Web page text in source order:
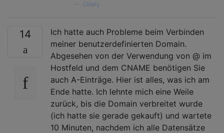
Gkiely
14
Ich hatte auch Probleme beim Verbinden
meiner benutzerdefinierten Domain.
Abgesehen von der Verwendung von @ im
Hostfeld und dem CNAME benötigen Sie
auch A-Einträge. Hier ist alles, was ich am
Ende hatte. Ich lehnte mich eine Weile
zurück, bis die Domain verbreitet wurde
(ich hatte sie gerade gekauft) und wartete
10 Minuten, nachdem ich alle Datensätze